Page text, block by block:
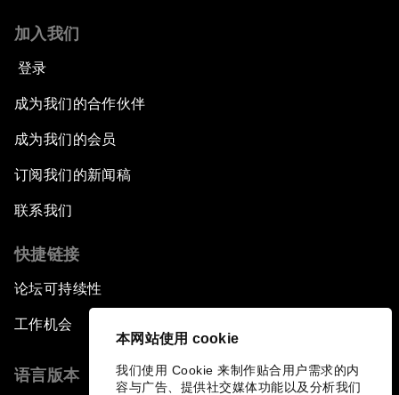
本网站使用 cookie
我们使用 Cookie 来制作贴合用户需求的内
容与广告、提供社交媒体功能以及分析我们
加入我们
登录
成为我们的合作伙伴
成为我们的会员
订阅我们的新闻稿
联系我们
快捷链接
论坛可持续性
工作机会
语言版本